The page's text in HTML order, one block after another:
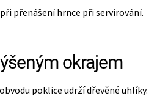
přenášení hrnce při servírování.
okrajem
poklice udrží dřevěné uhlíky.